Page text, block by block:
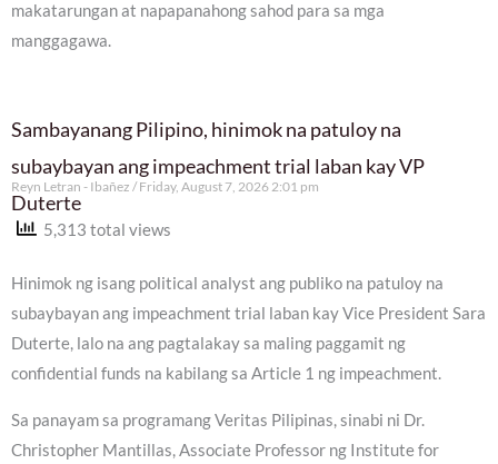
makatarungan at napapanahong sahod para sa mga
manggagawa.
Sambayanang Pilipino, hinimok na patuloy na
subaybayan ang impeachment trial laban kay VP
Duterte
Reyn Letran - Ibañez Friday, August 7, 2026 2:01 pm
5,313 total views
Hinimok ng isang political analyst ang publiko na patuloy na
subaybayan ang impeachment trial laban kay Vice President Sara
Duterte, lalo na ang pagtalakay sa maling paggamit ng
confidential funds na kabilang sa Article 1 ng impeachment.
Sa panayam sa programang Veritas Pilipinas, sinabi ni Dr.
Christopher Mantillas, Associate Professor ng Institute for